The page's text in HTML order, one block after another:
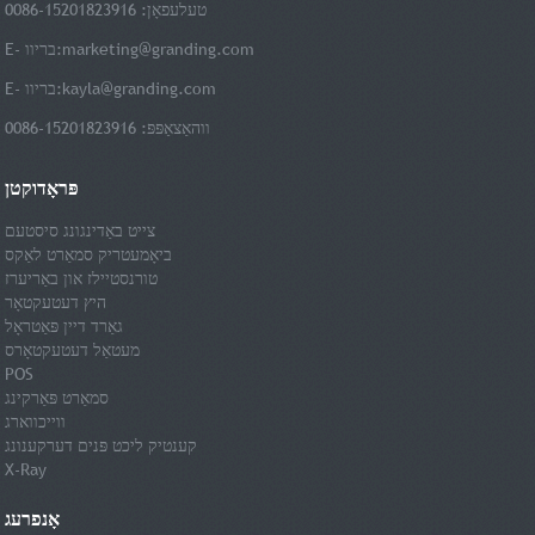
טעלעפאָן: 0086-15201823916
E- בריוו:marketing@granding.com
E- בריוו:kayla@granding.com
ווהאַצאַפּפּ: 0086-15201823916
פּראָדוקטן
צייט באַדינגונג סיסטעם
ביאָמעטריק סמאַרט לאַקס
טורנסטיילז און באַריערז
היץ דעטעקטאָר
גאַרד דיין פּאַטראָל
מעטאַל דעטעקטאָרס
POS
סמאַרט פּאַרקינג
ווייכווארג
קענטיק ליכט פּנים דערקענונג
X-Ray
אָנפרעג